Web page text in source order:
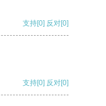
支持[0] 反对[0]
支持[0] 反对[0]